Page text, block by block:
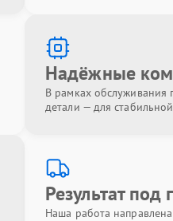
Надёжные
В рамках
детали — для
Результат под
Наша работа